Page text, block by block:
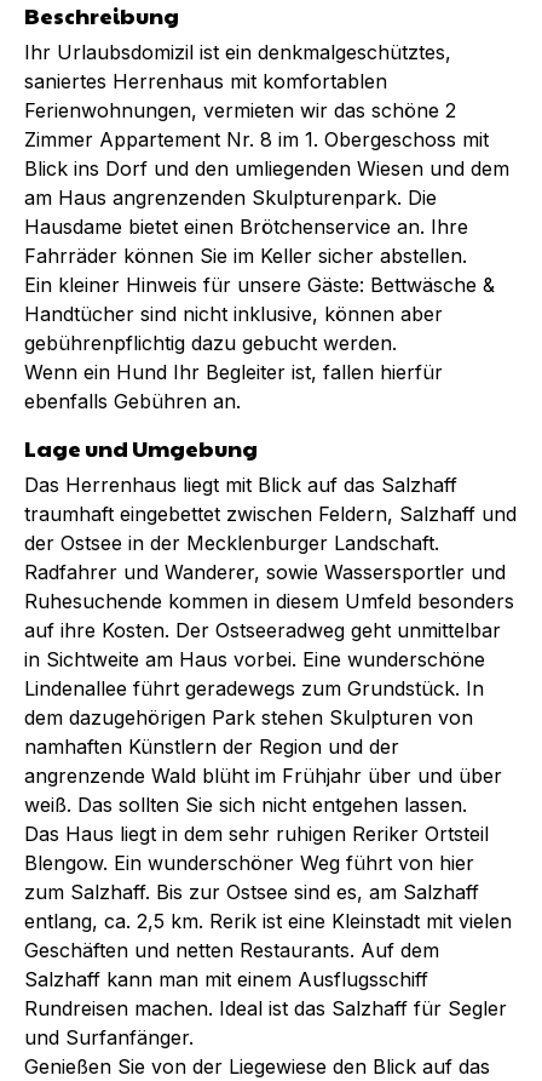
Beschreibung
Ihr Urlaubsdomizil ist ein denkmalgeschütztes,
saniertes Herrenhaus mit komfortablen
Ferienwohnungen, vermieten wir das schöne 2
Zimmer Appartement Nr. 8 im 1. Obergeschoss mit
Blick ins Dorf und den umliegenden Wiesen und dem
am Haus angrenzenden Skulpturenpark. Die
Hausdame bietet einen Brötchenservice an. Ihre
Fahrräder können Sie im Keller sicher abstellen.
Ein kleiner Hinweis für unsere Gäste: Bettwäsche &
Handtücher sind nicht inklusive, können aber
gebührenpflichtig dazu gebucht werden.
Wenn ein Hund Ihr Begleiter ist, fallen hierfür
ebenfalls Gebühren an.
Lage und Umgebung
Das Herrenhaus liegt mit Blick auf das Salzhaff
traumhaft eingebettet zwischen Feldern, Salzhaff und
der Ostsee in der Mecklenburger Landschaft.
Radfahrer und Wanderer, sowie Wassersportler und
Ruhesuchende kommen in diesem Umfeld besonders
auf ihre Kosten. Der Ostseeradweg geht unmittelbar
in Sichtweite am Haus vorbei. Eine wunderschöne
Lindenallee führt geradewegs zum Grundstück. In
dem dazugehörigen Park stehen Skulpturen von
namhaften Künstlern der Region und der
angrenzende Wald blüht im Frühjahr über und über
weiß. Das sollten Sie sich nicht entgehen lassen.
Das Haus liegt in dem sehr ruhigen Reriker Ortsteil
Blengow. Ein wunderschöner Weg führt von hier
zum Salzhaff. Bis zur Ostsee sind es, am Salzhaff
entlang, ca. 2,5 km. Rerik ist eine Kleinstadt mit vielen
Geschäften und netten Restaurants. Auf dem
Salzhaff kann man mit einem Ausflugsschiff
Rundreisen machen. Ideal ist das Salzhaff für Segler
und Surfanfänger.
Genießen Sie von der Liegewiese den Blick auf das